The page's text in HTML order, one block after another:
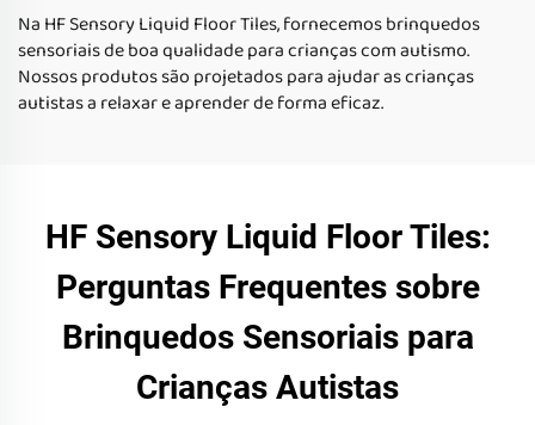
autistas
de piso líquido para
criança
Na HF Sensory Liquid Floor Tiles, fornecemos brinquedos
sensoriais de boa qualidade para crianças com autismo.
Nossos produtos são projetados para ajudar as crianças
autistas a relaxar e aprender de forma eficaz.
HF Sensory Liquid Floor Tiles:
Perguntas Frequentes sobre
Brinquedos Sensoriais para
Crianças Autistas